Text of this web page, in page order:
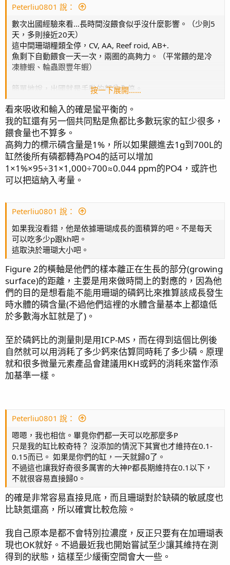
：
Peterliu0801 說：
數次出國經驗來看…長時間沒餵食似乎沒什麼影響。（少則5
天，多則接近20天）
這中間珊瑚糧類全停，CV, AA, Reef roid, AB+.
魚剩下自動餵食一天一次，兩圈的高夠力。（平常餵的是冷
凍糠蝦、輪蟲跟豐年蝦）
簡單地說，出國就是手動的部分全停。
附上出國人權證明（追極光18天）：
https://www.ph84.idv.tw/forum/threads/372811/post-
3848341
期間手動全停～
有smart tester每天記錄PO4基本上每天差距不超過0.02，
也沒有trend up or down.
應該說看要控制在哪個數值。似乎都可以藉由添加東西來控
制。（要升就加reef roid, 要降就加碳源）
比如，我最近試多元蜉蝣、金藻。p就從0.1升到0.13-0.15。
撇除掉這些操作，我覺得就處在一個動態平衡的感覺。
在。不容易輕易的打破。 除非加東西。
不然生物固定的情況下似乎不太會有大變化。
按一下展開……
看來吸收和輸入的確是蠻平衡的。
我的缸還有另一個共同點是魚都比多數玩家的缸少很多，
餵食量也不算多。
高夠力的標示磷含量是1%，所以如果餵進去1g到700L的
缸然後所有磷都轉為PO4的話可以增加
1×1%×95÷31×1,000÷700≈0.044 ppm的PO4，或許也
可以把這納入考量。
Peterliu0801 說：
如果我沒看錯，他是依據珊瑚成長的面積算的吧。不是每天
可以吃多少p跟kh吧。
這取決於珊瑚大小吧。
Figure 2的橫軸是他們的樣本離正在生長的部分(growing
surface)的距離，主要是用來做時間上的對應的，因為他
們的目的是想看能不能用珊瑚的磷鈣比來推算該成長發生
時水體的磷含量(不過他們這裡的水體含量基本上都遠低
於多數海水缸就是了)。
至於磷鈣比的測量則是用ICP-MS，而在得到這個比例後
自然就可以用消耗了多少鈣來估算同時耗了多少磷。原理
就和很多微量元素產品會建議用KH或鈣的消耗來當作添
加基準一樣。
Peterliu0801 說：
嗯嗯，我也相信。畢竟你們都一天可以吃那麼多P
只是我的缸比較奇特？ 沒添加的情況下其實也才維持在0.1-
0.15而已。 如果是你們的缸，一天就歸0了。
不過這也讓我好奇很多厲害的大神P都長期維持在0.1以下，
不就很容易直接歸0。
的確是非常容易直接見底，而且珊瑚對於缺磷的敏感度也
比缺氮還高，所以確實比較危險。
我自己原本是都不會特別拉濃度，反正只要有在加珊瑚表
現也OK就好。不過最近我也開始嘗試至少讓其維持在測
得到的狀態，這樣至少緩衝空間會大一些。